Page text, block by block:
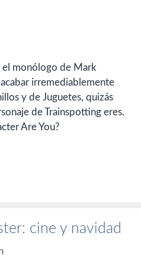
el monólogo de Mark
irremediablemente
y de Juguetes, quizás
de Trainspotting eres.
Are You?
cine y navidad